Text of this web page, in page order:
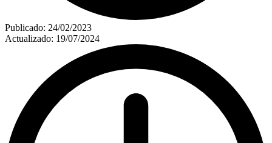
Publicado: 24/02/2023
Actualizado: 19/07/2024